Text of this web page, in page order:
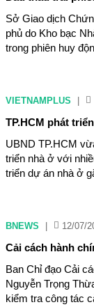
Sở Giao dịch
phủ do Kho bạc
trong phiên huy
VIETNAMPLUS
TP.HCM phát
UBND TP.HCM
triển nhà ở với
triển dự án nhà ở
BNEWS 12/07/
Cải cách hành
Ban Chỉ đạo Cải
Nguyễn Trọng
kiểm tra công tác